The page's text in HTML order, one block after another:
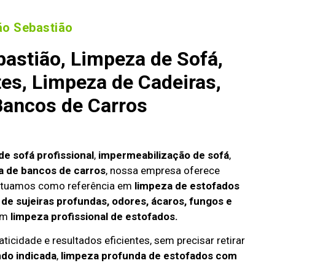
Sebastião
Limpeza de Sofá,
Limpeza de Cadeiras,
de Carros
sofá profissional, impermeabilização de sofá,
de bancos de carros, nossa empresa oferece
como referência em limpeza de estofados
sujeiras profundas, odores, ácaros, fungos e
limpeza profissional de estofados.
e resultados eficientes, sem precisar retirar
indicada, limpeza profunda de estofados com